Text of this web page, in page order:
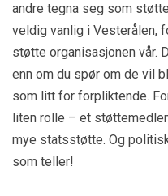
andre tegna seg som
veldig vanlig i Vesterålen,
støtte organisasjonen vår.
enn om du spør om de vil
som litt for forpliktende.
liten rolle – et
mye statsstøtte. Og
som teller!